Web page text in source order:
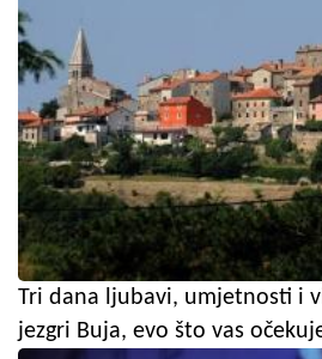
Tri dana ljubavi, umjetnosti i
jezgri Buja, evo što vas